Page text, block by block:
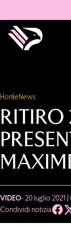
HomeNews
RITIRO
VIDEO- 20 luglio 2021 |
Condividi notizia